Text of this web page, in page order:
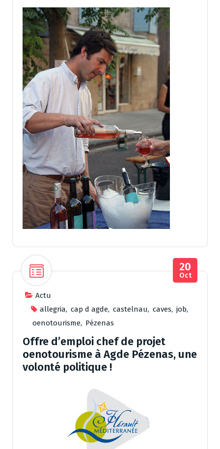
Actu
allegria, cap d agde, castelnau, caves, job,
oenotourisme, Pézenas
20
Oct
Offre d’emploi chef de projet
oenotourisme à Agde Pézenas, une
volonté politique !